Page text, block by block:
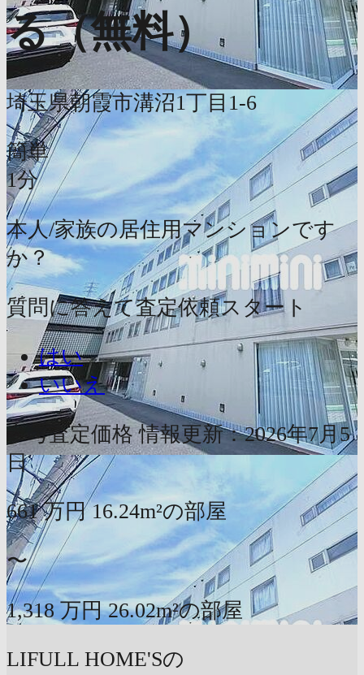
る（無料）
埼玉県朝霞市溝沼1丁目1-6
簡単
1分
本人/家族の居住用マンションです
か？
質問に答えて査定依頼スタート
はい
いいえ
参考査定価格 情報更新：2026年7月5
日
661 万円 16.24m²の部屋
〜
1,318 万円 26.02m²の部屋
LIFULL HOME'Sの